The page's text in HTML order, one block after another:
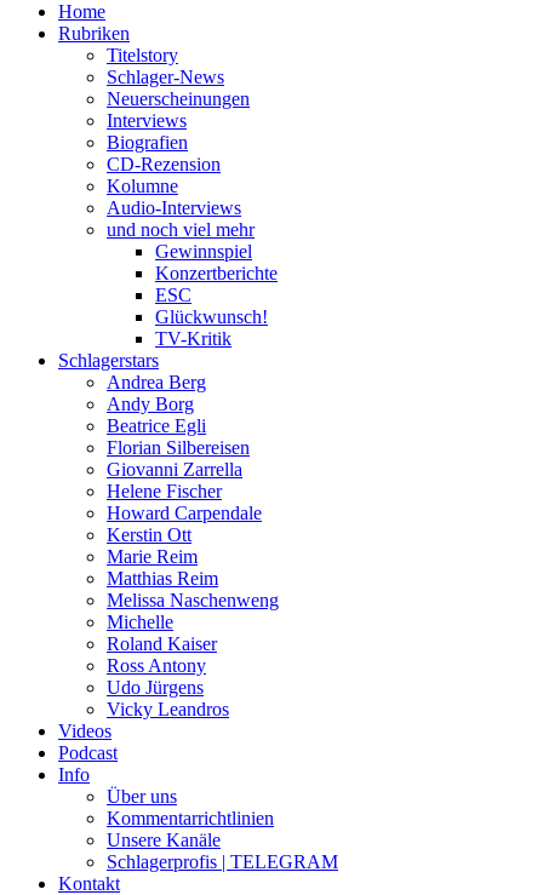
Home
Rubriken
Titelstory
Schlager-News
Neuerscheinungen
Interviews
Biografien
CD-Rezension
Kolumne
Audio-Interviews
und noch viel mehr
Gewinnspiel
Konzertberichte
ESC
Glückwunsch!
TV-Kritik
Schlagerstars
Andrea Berg
Andy Borg
Beatrice Egli
Florian Silbereisen
Giovanni Zarrella
Helene Fischer
Howard Carpendale
Kerstin Ott
Marie Reim
Matthias Reim
Melissa Naschenweng
Michelle
Roland Kaiser
Ross Antony
Udo Jürgens
Vicky Leandros
Videos
Podcast
Info
Über uns
Kommentarrichtlinien
Unsere Kanäle
Schlagerprofis | TELEGRAM
Kontakt